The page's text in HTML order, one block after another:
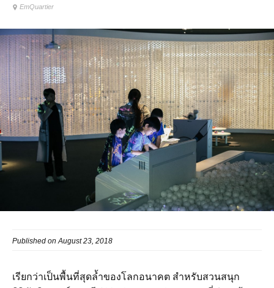
EmQuartier
Published on August 23, 2018
เรียกว่าเป็นพื้นที่สุดล้ำของโลกอนาคต สำหรับสวนสนุก